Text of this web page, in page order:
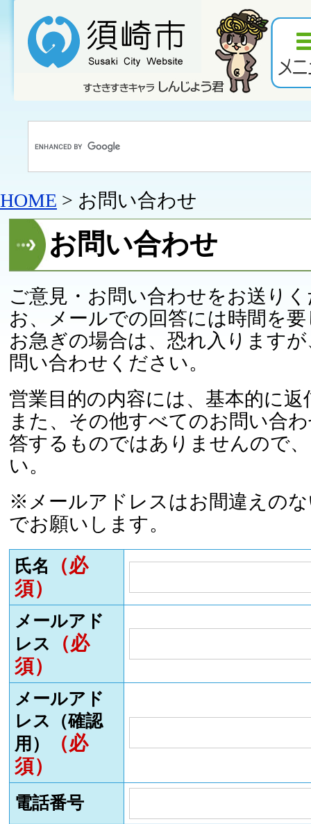
HOME > お問い合わせ
お問い合わせ
ご意見・お問い合わせをお送り
お、メールでの回答には時間を
お急ぎの場合は、恐れ入ります
問い合わせください。
営業目的の内容には、基本的に
また、その他すべてのお問い合
答するものではありませんので
い。
※メールアドレスはお間違えの
でお願いします。
氏名
（必
須）
メールアド
レス
（必
須）
メールアド
レス（確認
用）
（必
須）
電話番号